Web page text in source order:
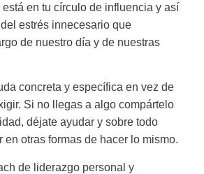
está en tu círculo de influencia y así
estrés innecesario que
de nuestro día y de nuestras
concreta y específica en vez de
Si no llegas a algo compártelo
déjate ayudar y sobre todo
en otras formas de hacer lo mismo.
de liderazgo personal y